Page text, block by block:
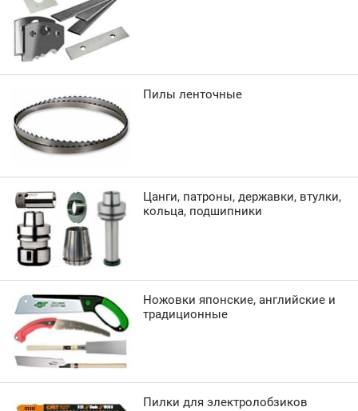
Пилы ленточные
Цанги, патроны, державки, втулки,
кольца, подшипники
Ножовки японские, английские и
традиционные
Пилки для электролобзиков